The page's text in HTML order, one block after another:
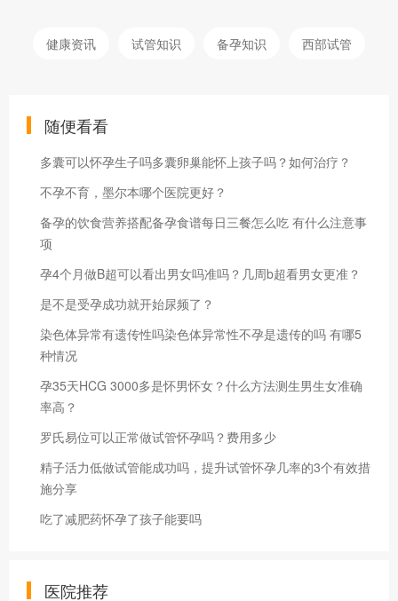
健康资讯 试管知识 备孕知识 西部试管
随便看看
多囊可以怀孕生子吗多囊卵巢能怀上孩子吗？如何治疗？
不孕不育，墨尔本哪个医院更好？
备孕的饮食营养搭配备孕食谱每日三餐怎么吃 有什么注意事
项
孕4个月做B超可以看出男女吗准吗？几周b超看男女更准？
是不是受孕成功就开始尿频了？
染色体异常有遗传性吗染色体异常性不孕是遗传的吗 有哪5
种情况
孕35天HCG 3000多是怀男怀女？什么方法测生男生女准确
率高？
罗氏易位可以正常做试管怀孕吗？费用多少
精子活力低做试管能成功吗，提升试管怀孕几率的3个有效措
施分享
吃了减肥药怀孕了孩子能要吗
医院推荐